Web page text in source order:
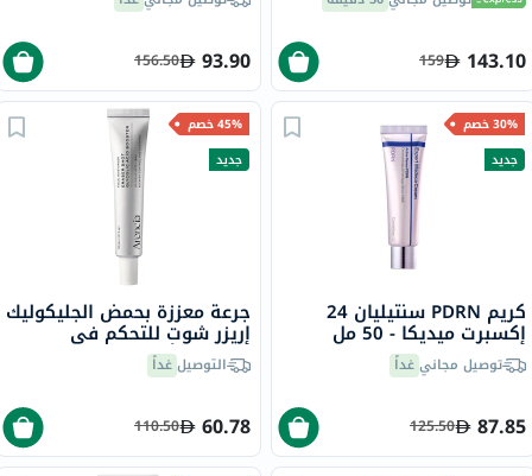
والحساسة، بدون رائحة، 250
143.10
159
93.90
156.50
30% خصم
جديد
كريم PDRN سنتيليان 24
إكسبرت ميديكا - 50 مل
توصيل مجانيغداً
87.85
125.50
45% خصم
جديد
جرعة معززة بحمض الجليكوليك
إريزر شوت للتحكم في
الشوائب أرينسيا - 30 مل
التوصيلغداً
60.78
110.50